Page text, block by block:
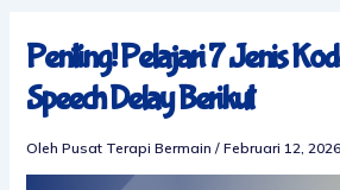
Penting! Pelajari 7 Jenis
Speech Delay Berikut
Oleh Pusat Terapi Bermain / Februari 12, 2026